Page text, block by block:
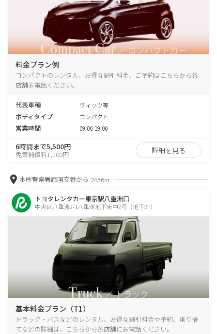
料金プラン例
コンパクトのレンタル、お得な割引料金、ご予約はこちらから各
店舗お電話ください。
代表車種 ヴィッツ等
ボディタイプ コンパクト
営業時間 09:00-19:00
6時間まで5,500円
免責補償料1,100円 詳細を見る
本所警察署両国交番から 2436m
トヨタレンタカー東京駅八重洲口
中央区八重洲2-1八重洲地下街中2号（地下2F）
基本料金プラン（T1）
トラック・バスなどのレンタル、お得な割引料金や予約、乗り捨
てなどの詳細は、こちらから各店舗にお電話ください。